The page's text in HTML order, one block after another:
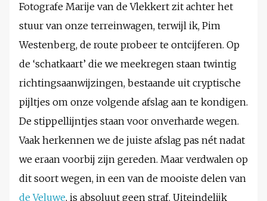
Fotografe Marije van de Vlekkert zit achter het
stuur van onze terreinwagen, terwijl ik, Pim
Westenberg, de route probeer te ontcijferen. Op
de ‘schatkaart’ die we meekregen staan twintig
richtingsaanwijzingen, bestaande uit cryptische
pijltjes om onze volgende afslag aan te kondigen.
De stippellijntjes staan voor onverharde wegen.
Vaak herkennen we de juiste afslag pas nét nadat
we eraan voorbij zijn gereden. Maar verdwalen op
dit soort wegen, in een van de mooiste delen van
de Veluwe, is absoluut geen straf. Uiteindelijk